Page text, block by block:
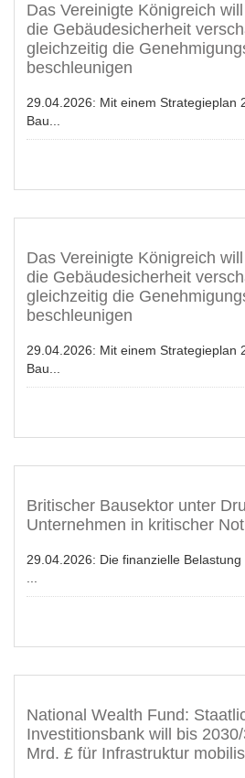
Das Vereinigte Königreich
die Gebäudesicherheit
gleichzeitig die
beschleunigen
29.04.2026: Mit einem Strategieplan
Bau...
Das Vereinigte Königreich
die Gebäudesicherheit
gleichzeitig die
beschleunigen
29.04.2026: Mit einem Strategieplan
Bau...
Britischer Bausektor unter
Unternehmen in kritischer
29.04.2026: Die finanzielle
...
National Wealth Fund:
Investitionsbank will bis
Mrd. £ für Infrastruktur